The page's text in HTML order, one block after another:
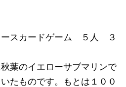
ースカードゲーム ５人 ３
葉のイエローサブマリンで
たものです。もとは１００